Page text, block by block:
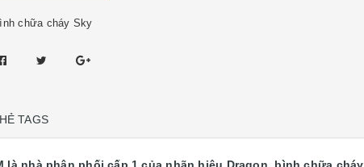
chữa cháy Sky
TAGS